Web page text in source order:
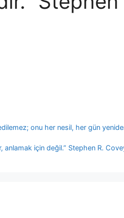
onu her nesil, her gün
anlamak için değil.” Stephen R.